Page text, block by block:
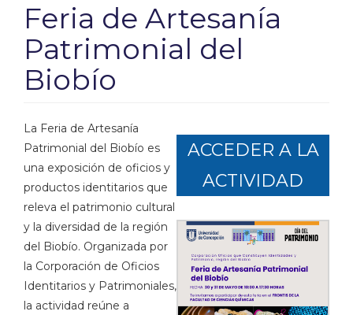
Feria de Artesanía
Patrimonial del
Biobío
La Feria de Artesanía
Patrimonial del Biobío es
una exposición de oficios y
productos identitarios que
releva el patrimonio cultural
y la diversidad de la región
del Biobío. Organizada por
la Corporación de Oficios
Identitarios y Patrimoniales,
la actividad reúne a
ACCEDER A LA
ACTIVIDAD